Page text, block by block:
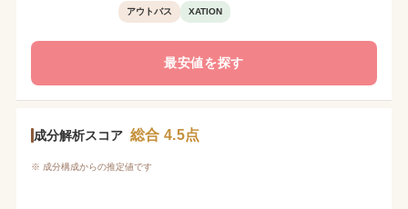
アウトバス XATION
最安値を探す
成分解析スコア 総合 4.5点
※ 成分構成からの推定値です